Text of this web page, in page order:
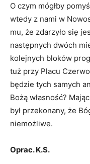
O czym mógłby
wtedy z nami w
mu, że zdarzyło się
następnych dwóch
kolejnych bloków
tuż przy Placu
będzie tych samych
Bożą własność?
był przekonany, że
niemożliwe.
Oprac. K.S.